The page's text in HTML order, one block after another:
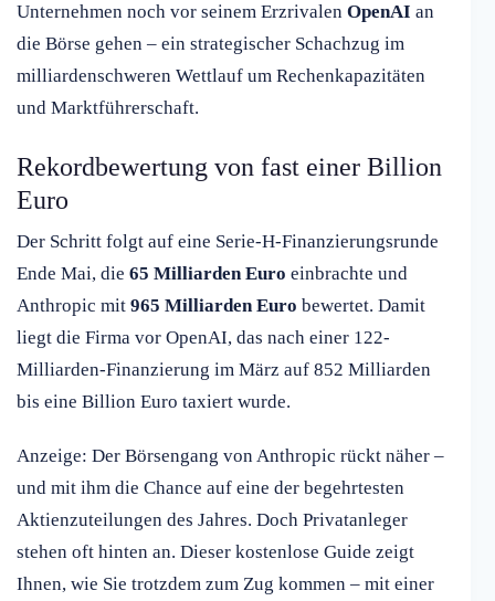
Unternehmen noch vor seinem Erzrivalen OpenAI an
die Börse gehen – ein strategischer Schachzug im
milliardenschweren Wettlauf um Rechenkapazitäten
und Marktführerschaft.
Rekordbewertung von fast einer Billion
Euro
Der Schritt folgt auf eine Serie-H-Finanzierungsrunde
Ende Mai, die 65 Milliarden Euro einbrachte und
Anthropic mit 965 Milliarden Euro bewertet. Damit
liegt die Firma vor OpenAI, das nach einer 122-
Milliarden-Finanzierung im März auf 852 Milliarden
bis eine Billion Euro taxiert wurde.
Anzeige: Der Börsengang von Anthropic rückt näher –
und mit ihm die Chance auf eine der begehrtesten
Aktienzuteilungen des Jahres. Doch Privatanleger
stehen oft hinten an. Dieser kostenlose Guide zeigt
Ihnen, wie Sie trotzdem zum Zug kommen – mit einer